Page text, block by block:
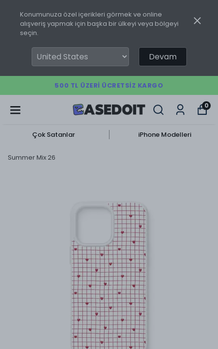
Konumunuza özel içerikleri görmek ve online
alışveriş yapmak için başka bir ülkeyi veya bölgeyi
seçin.
Devam
500 TL ÜZERI ÜCRETSIZ KARGO
0
Çok Satanlar iPhone Modelleri
Summer Mix 26